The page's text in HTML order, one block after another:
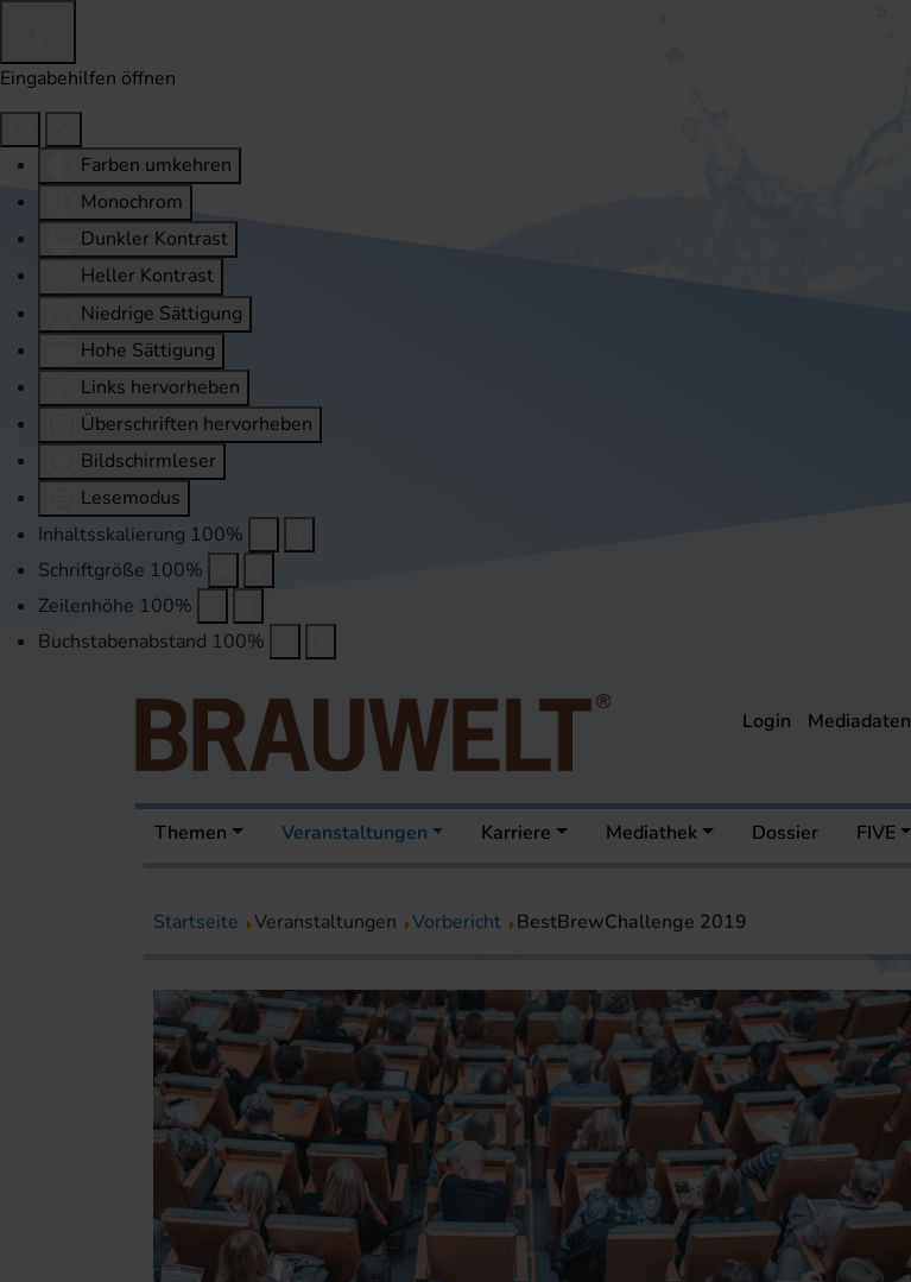
Eingabehilfen öffnen
Farben umkehren
Monochrom
Dunkler Kontrast
Heller Kontrast
Niedrige Sättigung
Hohe Sättigung
Links hervorheben
Überschriften hervorheben
Bildschirmleser
Lesemodus
Inhaltsskalierung 100%
Schriftgröße 100%
Zeilenhöhe 100%
Buchstabenabstand 100%
Login Mediadaten
Themen Veranstaltungen Karriere Mediathek Dossier FIVE
Startseite Veranstaltungen Vorbericht BestBrewChallenge 2019